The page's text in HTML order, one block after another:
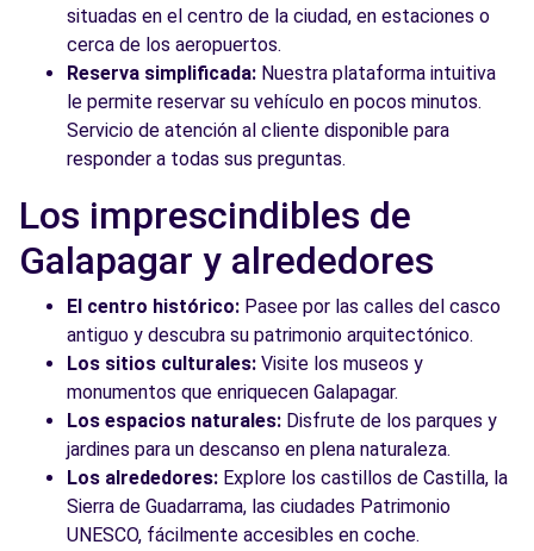
situadas en el centro de la ciudad, en estaciones o
cerca de los aeropuertos.
Reserva simplificada: Nuestra plataforma intuitiva
le permite reservar su vehículo en pocos minutos.
Servicio de atención al cliente disponible para
responder a todas sus preguntas.
Los imprescindibles de
Galapagar y alrededores
El centro histórico: Pasee por las calles del casco
antiguo y descubra su patrimonio arquitectónico.
Los sitios culturales: Visite los museos y
monumentos que enriquecen Galapagar.
Los espacios naturales: Disfrute de los parques y
jardines para un descanso en plena naturaleza.
Los alrededores: Explore los castillos de Castilla, la
Sierra de Guadarrama, las ciudades Patrimonio
UNESCO, fácilmente accesibles en coche.